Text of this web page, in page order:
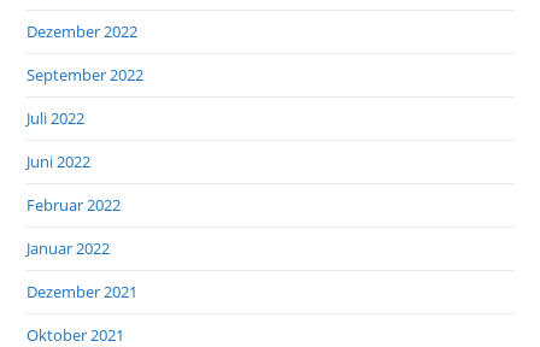
Dezember 2022
September 2022
Juli 2022
Juni 2022
Februar 2022
Januar 2022
Dezember 2021
Oktober 2021